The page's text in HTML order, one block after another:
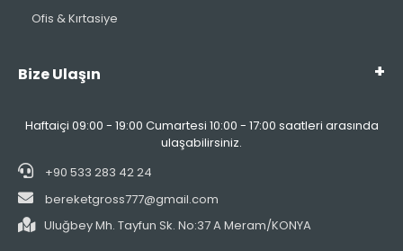
Ofis & Kırtasiye
Bize Ulaşın
Haftaiçi 09:00 - 19:00 Cumartesi 10:00 - 17:00 saatleri arasında
ulaşabilirsiniz.
+90 533 283 42 24
bereketgross777@gmail.com
Uluğbey Mh. Tayfun Sk. No:37 A Meram/KONYA